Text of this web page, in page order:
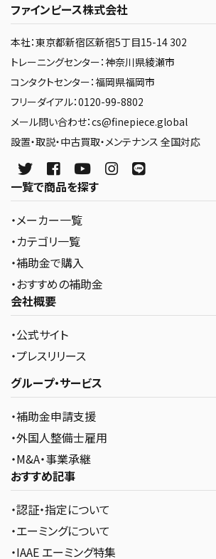
ファインピース株式会社
本社：東京都新宿区新宿5丁目15-14 302
トレーニングセンター：神奈川県綾瀬市
コンタクトセンター：福岡県福岡市
フリーダイアル：0120-99-8802
メール問い合わせ：cs@finepiece.global
設置・取説・中古買取・メンテナンス 全国対応
一覧で商品を探す
・メーカー一覧
・カテゴリ一覧
・補助金で購入
・おすすめの補助金
会社概要
・公式サイト
・プレスリリース
グループ・サービス
・補助金申請支援
・外国人整備士雇用
・M&A・事業承継
おすすめ記事
・認証・指定について
・エーミングについて
・IAAE エーミング特集